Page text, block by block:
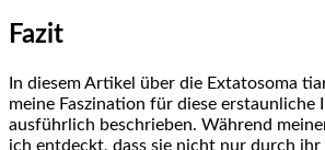
Fazit
In diesem‌ Artikel über‌ die Extatosoma
meine Faszination‌ für ⁣diese erstaunliche
⁤ausführlich beschrieben. Während
ich entdeckt,‌ dass sie nicht nur durch ihr